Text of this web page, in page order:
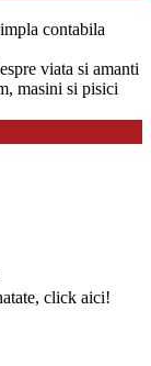
contabila
viata si amanti
masini si pisici
click aici!